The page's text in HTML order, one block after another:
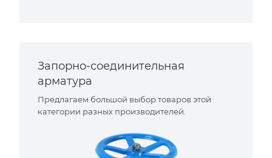
Запорно-соединительная
арматура
Предлагаем большой выбор товаров этой
категории разных производителей.